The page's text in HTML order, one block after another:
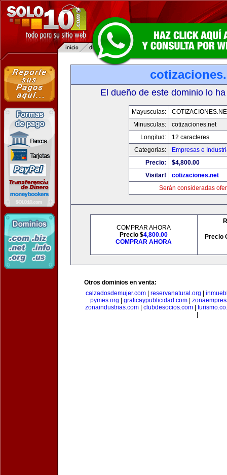
El dueño de este dominio lo
Mayusculas:
Minusculas:
cotizaciones.net
Longitud:
12 caracteres
Categorias:
Empresas e
Precio:
$4,800.00
Visitar!
cotizaciones.net
Serán consideradas
COMPRAR AHORA
Precio $4,800.00
COMPRAR AHORA
Precio
Otros dominios en venta:
calzadosdemujer.com
reservanatural.org
pymes.org
graficaypublicidad.com
zonaindustrias.com| clubdesocios.com|